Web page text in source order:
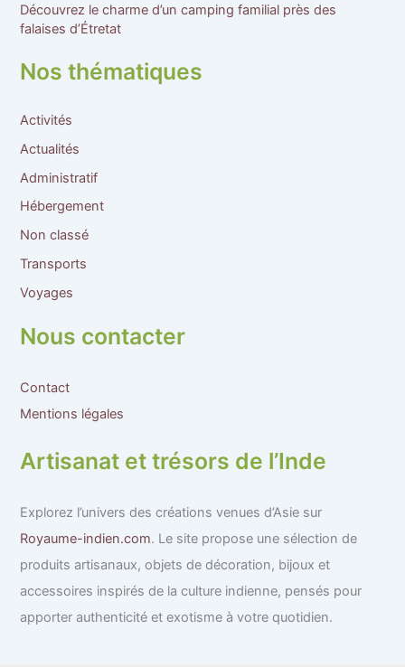
Découvrez le charme d’un camping familial près des
falaises d’Étretat
Nos thématiques
Activités
Actualités
Administratif
Hébergement
Non classé
Transports
Voyages
Nous contacter
Contact
Mentions légales
Artisanat et trésors de l’Inde
Explorez l’univers des créations venues d’Asie sur
Royaume-indien.com. Le site propose une sélection de
produits artisanaux, objets de décoration, bijoux et
accessoires inspirés de la culture indienne, pensés pour
apporter authenticité et exotisme à votre quotidien.